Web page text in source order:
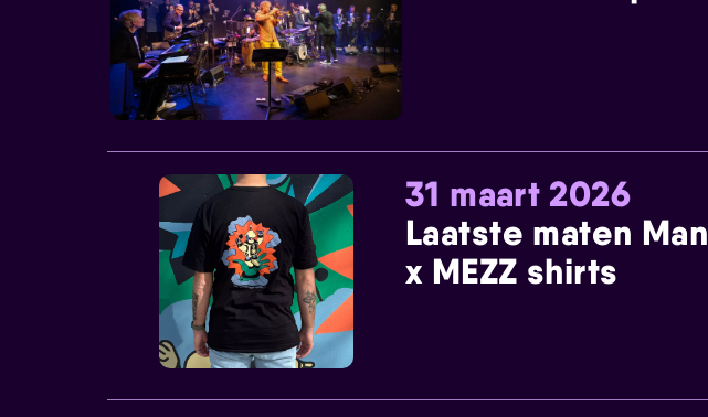
31 maart 2026
Laatste maten
x MEZZ shirts